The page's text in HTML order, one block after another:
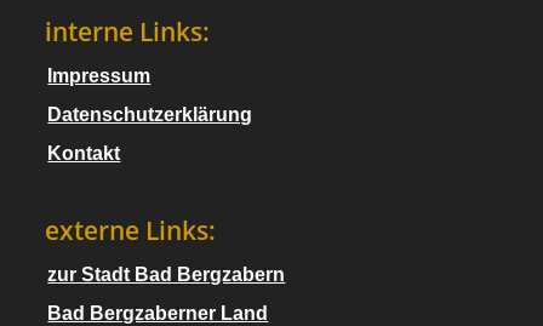
interne Links:
Impressum
Datenschutzerklärung
Kontakt
externe Links:
zur Stadt Bad Bergzabern
Bad Bergzaberner Land